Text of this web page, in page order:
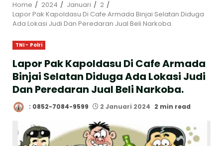
Home 2024 Januari
2
Lapor Pak Kapoldasu Di Cafe Armada Binjai Selatan Diduga
Ada Lokasi Judi Dan Peredaran Jual Beli Narkoba.
TNI - Polri
Lapor Pak Kapoldasu Di Cafe Armada
Binjai Selatan Diduga Ada Lokasi Judi
Dan Peredaran Jual Beli Narkoba.
: 0852-7084-9599 2 Januari 2024 2 min read